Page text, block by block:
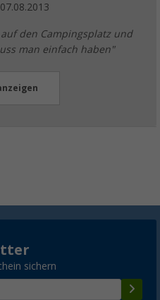
07.08.2013
den Campingsplatz und
man einfach haben"
sichern